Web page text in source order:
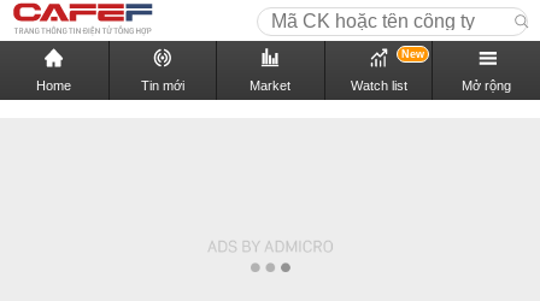
Home Tin mới Market Watch list
New
Mở rộng